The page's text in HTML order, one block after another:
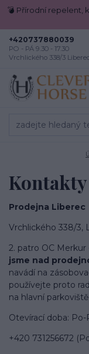
💣 Přírodní repelent,
+420737880039
PO - PÁ 9.30 - 17.30
Vrchlického 338/3 Liberec
Kontakty
Prodejna Liberec
Vrchlického 338/3,
2. patro OC
jsme nad
navádí na
používejte proto
na hlavní
Otevírací doba: Po-
+420 731256672